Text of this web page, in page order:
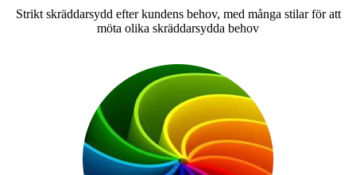
Strikt skräddarsydd efter kundens behov, med många stilar för att
möta olika skräddarsydda behov